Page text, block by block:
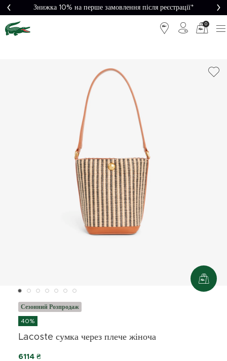
Знижка 10% на перше замовлення після реєстрації*
0
Сезонний Розпродаж
40%
Lacoste сумка через плече жіноча
6114 ₴
повернення
Безкоштовна
доставка від
5000₴*